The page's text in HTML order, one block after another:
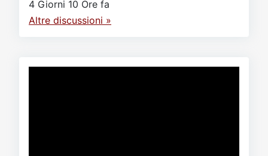
4 Giorni 10 Ore fa
Altre discussioni »